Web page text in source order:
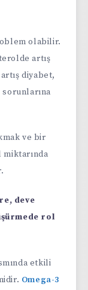
olabilir.
artış
diyabet,
ve bir
miktarında
deve
rol
etkili
Omega-3